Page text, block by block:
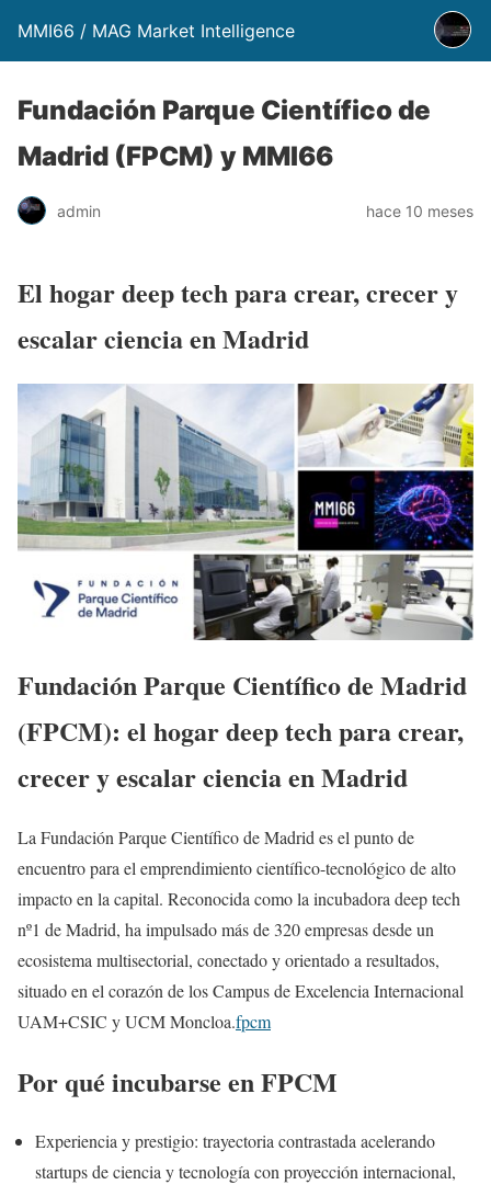
MMI66 / MAG Market Intelligence
Fundación Parque Científico de
Madrid (FPCM) y MMI66
admin hace 10 meses
El hogar deep tech para crear, crecer y
escalar ciencia en Madrid
Fundación Parque Científico de Madrid
(FPCM): el hogar deep tech para crear,
crecer y escalar ciencia en Madrid
La Fundación Parque Científico de Madrid es el punto de
encuentro para el emprendimiento científico-tecnológico de alto
impacto en la capital. Reconocida como la incubadora deep tech
nº1 de Madrid, ha impulsado más de 320 empresas desde un
ecosistema multisectorial, conectado y orientado a resultados,
situado en el corazón de los Campus de Excelencia Internacional
UAM+CSIC y UCM Moncloa.fpcm
Por qué incubarse en FPCM
Experiencia y prestigio: trayectoria contrastada acelerando
startups de ciencia y tecnología con proyección internacional,